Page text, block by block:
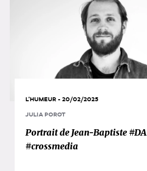
L'HUMEUR - 20/02/2025
JULIA POROT
Portrait de Jean-Baptiste #DA
#crossmedia